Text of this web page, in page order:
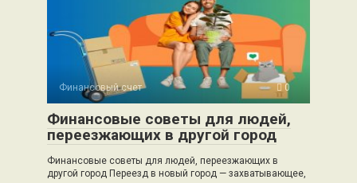
Финансовый счет 0
Финансовые советы для людей,
переезжающих в другой город
Финансовые советы для людей, переезжающих в
другой город Переезд в новый город — захватывающее,